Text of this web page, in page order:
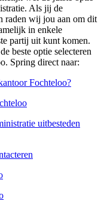
Als jij de
raden wij jou aan om dit
in enkele
partij uit kunt komen.
beste optie selecteren
Spring direct naar:
Fochteloo?
uitbesteden